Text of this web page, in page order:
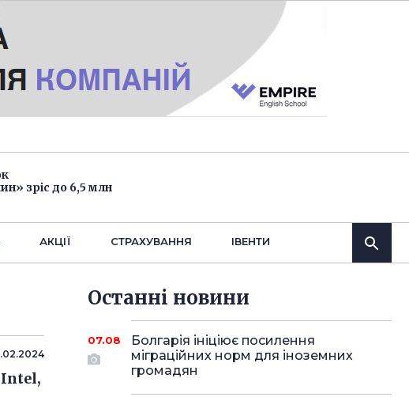
зріс до 6,5 млн
АКЦІЇ СТРАХУВАННЯ IВЕНТИ
Intel,
Останнi новини
07.08
Болгарія ініціює посилення
міграційних норм для іноземних
громадян